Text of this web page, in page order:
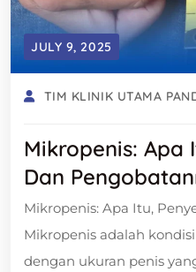
JULY 9, 2025
TIM KLINIK UTAMA
Mikropenis: Apa
Dan
Mikropenis: Apa Itu,
Mikropenis adalah
dengan ukuran penis